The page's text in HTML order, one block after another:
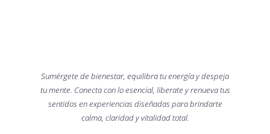
Sumérgete de bienestar, equilibra tu energía y despeja
tu mente. Conecta con lo esencial, liberate y renueva tus
sentidos en experiencias diseñadas para brindarte
calma, claridad y vitalidad total.